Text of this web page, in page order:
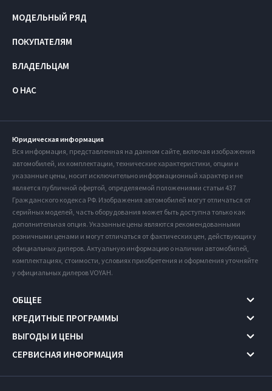
МОДЕЛЬНЫЙ РЯД
ПОКУПАТЕЛЯМ
ВЛАДЕЛЬЦАМ
О НАС
Юридическая информация
Вся информация, представленная на данном сайте, включая изображения
автомобилей, их комплектации, технические характеристики, опции и
указанные цены, носит исключительно информационный характер и не
является публичной офертой, определяемой положениями статьи 437
Гражданского кодекса РФ. Изображения автомобилей могут отличаться от
серийных моделей, часть оборудования может быть доступна только как
дополнительная опция. Указанные цены являются рекомендованными
розничными ценами и могут отличаться от фактических цен, действующих у
официальных дилеров. Актуальную информацию о наличии автомобилей,
комплектациях, стоимости, условиях приобретения и оформления уточняйте
у официальных дилеров VOYAH.
ОБЩЕЕ
КРЕДИТНЫЕ ПРОГРАММЫ
ВЫГОДЫ И ЦЕНЫ
СЕРВИСНАЯ ИНФОРМАЦИЯ